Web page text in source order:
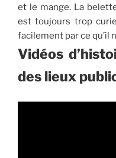
et le mange. La
est toujours trop
facilement par ce qu’il
Vidéos
des lieux